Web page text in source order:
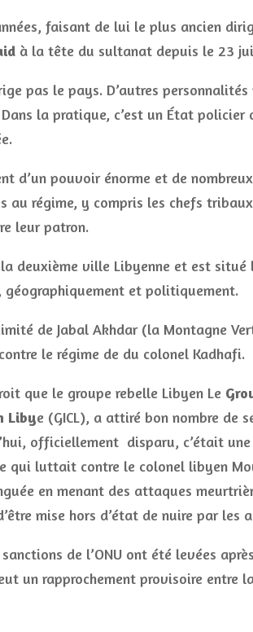
faisant de lui le plus ancien
à la tête du sultanat depuis le 23
pas le pays. D’autres
la pratique, c’est un État policier
d’un pouvoir énorme et de
au régime, y compris les chefs
leur patron.
deuxième ville Libyenne et est situé
et politiquement.
de Jabal Akhdar (la Montagne
le régime de du colonel Kadhafi.
que le groupe rebelle Libyen Le
Libye (GICL), a attiré bon nombre de
officiellement disparu, c’était
qui luttait contre le colonel libyen
en menant des attaques
mise hors d’état de nuire par les
de l’ONU ont été levées
un rapprochement provisoire entre